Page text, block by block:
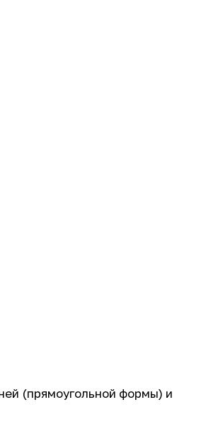
(прямоугольной формы) и